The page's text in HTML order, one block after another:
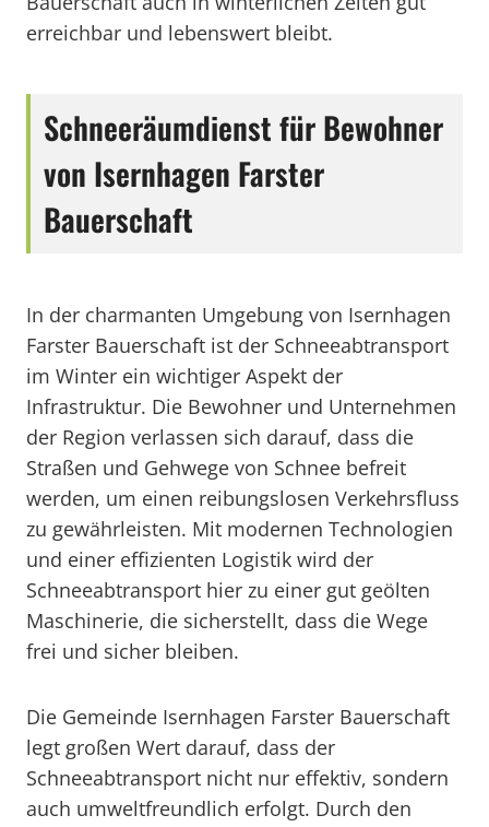
erreichbar und lebenswert bleibt.
Schneeräumdienst für Bewohner
von Isernhagen Farster
Bauerschaft
In der charmanten Umgebung von Isernhagen
Farster Bauerschaft ist der Schneeabtransport
im Winter ein wichtiger Aspekt der
Infrastruktur. Die Bewohner und Unternehmen
der Region verlassen sich darauf, dass die
Straßen und Gehwege von Schnee befreit
werden, um einen reibungslosen Verkehrsfluss
zu gewährleisten. Mit modernen Technologien
und einer effizienten Logistik wird der
Schneeabtransport hier zu einer gut geölten
Maschinerie, die sicherstellt, dass die Wege
frei und sicher bleiben.
Die Gemeinde Isernhagen Farster Bauerschaft
legt großen Wert darauf, dass der
Schneeabtransport nicht nur effektiv, sondern
auch umweltfreundlich erfolgt. Durch den